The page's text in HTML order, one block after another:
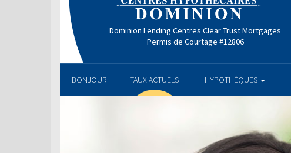
Dominion Lending Centres Clear Trust Mortgages
Permis de Courtage #12806
BONJOUR TAUX ACTUELS HYPOTHÈQUES